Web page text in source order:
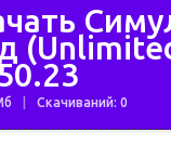
Скачиваний: 0